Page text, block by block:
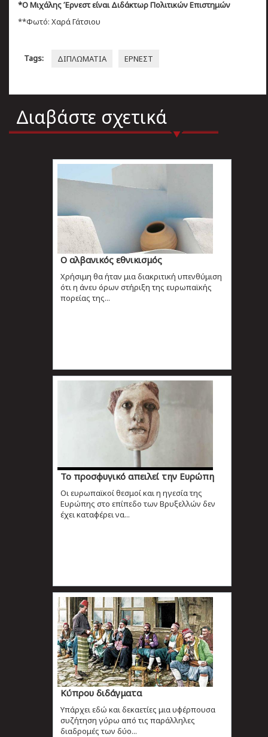
*Ο Μιχάλης Έρνεστ είναι Διδάκτωρ Πολιτικών Επιστημών
**Φωτό: Χαρά Γάτσιου
Tags: ΔΙΠΛΩΜΑΤΙΑ ΕΡΝΕΣΤ
Διαβάστε σχετικά
Ο αλβανικός εθνικισμός
Xρήσιμη θα ήταν μια διακριτική υπενθύμιση
ότι η άνευ όρων στήριξη της ευρωπαϊκής
πορείας της...
Το προσφυγικό απειλεί την Ευρώπη
Οι ευρωπαϊκοί θεσμοί και η ηγεσία της
Ευρώπης στο επίπεδο των Βρυξελλών δεν
έχει καταφέρει να...
Κύπρου διδάγματα
Υπάρχει εδώ και δεκαετίες μια υφέρπουσα
συζήτηση γύρω από τις παράλληλες
διαδρομές των δύο...